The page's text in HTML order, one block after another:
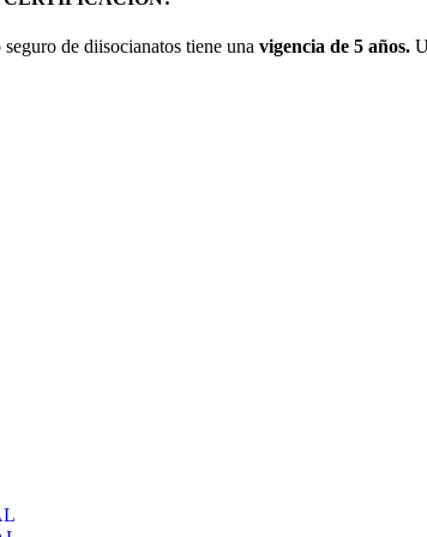
de diisocianatos tiene una vigencia de 5 años.